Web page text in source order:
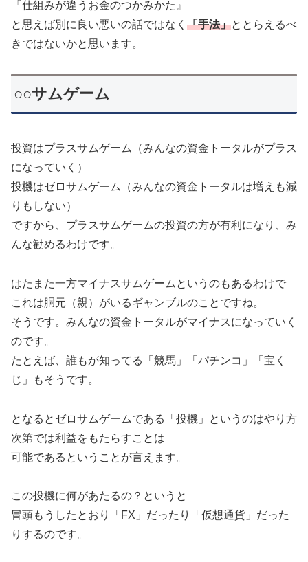
『仕組みが違うお金のつかみかた』
と思えば別に良い悪いの話ではなく 「手法」ととらえるべ
きではないかと思います。
○○サムゲーム
投資はプラスサムゲーム（みんなの資金トータルがプラス
になっていく）
投機はゼロサムゲーム（みんなの資金トータルは増えも減
りもしない）
ですから、プラスサムゲームの投資の方が有利になり、み
んな勧めるわけです。
はたまた一方マイナスサムゲームというのもあるわけで
これは胴元（親）がいるギャンブルのことですね。
そうです。みんなの資金トータルがマイナスになっていく
のです。
たとえば、誰もが知ってる「競馬」「パチンコ」「宝く
じ」もそうです。
となるとゼロサムゲームである「投機」というのはやり方
次第では利益をもたらすことは
可能であるということが言えます。
この投機に何があたるの？というと
冒頭もうしたとおり「FX」だったり「仮想通貨」だった
りするのです。